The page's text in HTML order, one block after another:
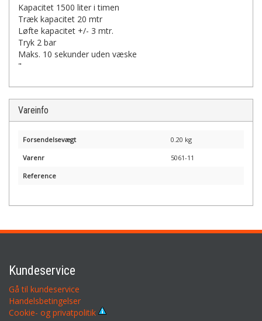
Kapacitet 1500 liter i timen
Træk kapacitet 20 mtr
Løfte kapacitet +/- 3 mtr.
Tryk 2 bar
Maks. 10 sekunder uden væske
"
Vareinfo
Forsendelsevægt 0.20 kg
Varenr 5061-11
Reference
Kundeservice
Gå til kundeservice
Handelsbetingelser
Cookie- og privatpolitik